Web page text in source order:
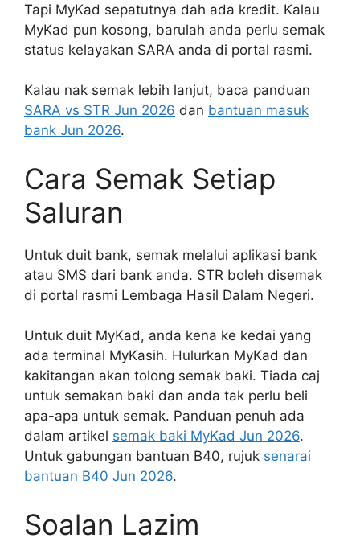
Tapi MyKad sepatutnya dah ada kredit. Kalau
MyKad pun kosong, barulah anda perlu semak
status kelayakan SARA anda di portal rasmi.
Kalau nak semak lebih lanjut, baca panduan
SARA vs STR Jun 2026 dan bantuan masuk
bank Jun 2026.
Cara Semak Setiap
Saluran
Untuk duit bank, semak melalui aplikasi bank
atau SMS dari bank anda. STR boleh disemak
di portal rasmi Lembaga Hasil Dalam Negeri.
Untuk duit MyKad, anda kena ke kedai yang
ada terminal MyKasih. Hulurkan MyKad dan
kakitangan akan tolong semak baki. Tiada caj
untuk semakan baki dan anda tak perlu beli
apa-apa untuk semak. Panduan penuh ada
dalam artikel semak baki MyKad Jun 2026.
Untuk gabungan bantuan B40, rujuk senarai
bantuan B40 Jun 2026.
Soalan Lazim